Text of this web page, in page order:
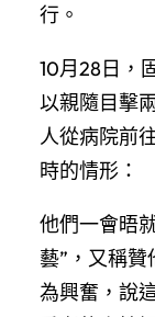
行。
10月28日，
以親隨目擊
人從病院前
時的情形：
他們一會晤
藝”，又稱贊
為興奮，說